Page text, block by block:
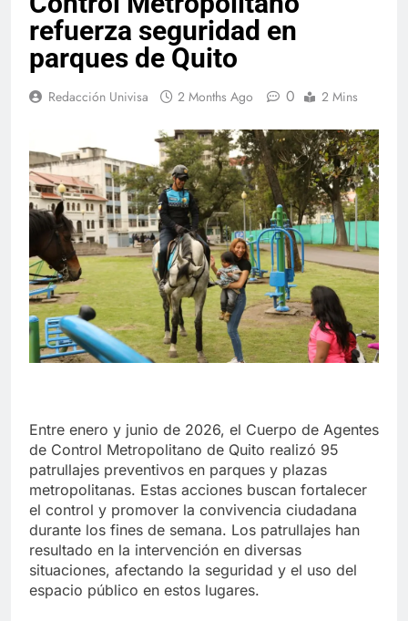
refuerza seguridad en
parques de Quito
Redacción Univisa 2 Months Ago 0 2 Mins
Entre enero y junio de 2026, el Cuerpo de Agentes
de Control Metropolitano de Quito realizó 95
patrullajes preventivos en parques y plazas
metropolitanas. Estas acciones buscan fortalecer
el control y promover la convivencia ciudadana
durante los fines de semana. Los patrullajes han
resultado en la intervención en diversas
situaciones, afectando la seguridad y el uso del
espacio público en estos lugares.